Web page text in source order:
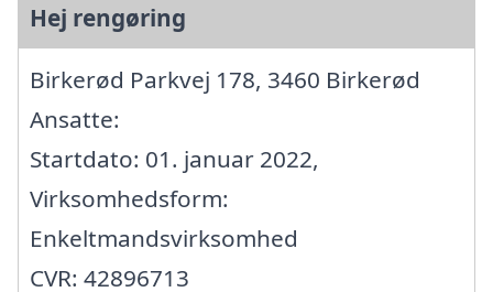
Hej rengøring
Birkerød Parkvej 178, 3460 Birkerød
Ansatte:
Startdato: 01. januar 2022,
Virksomhedsform:
Enkeltmandsvirksomhed
CVR: 42896713